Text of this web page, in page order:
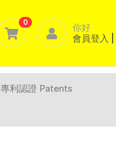
0
你好
會員登入
專利認證 Patents